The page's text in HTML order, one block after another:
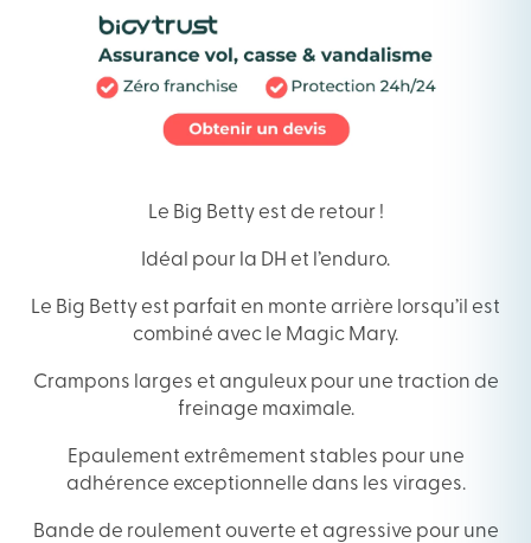
Le Big Betty est de retour !
Idéal pour la DH et l’enduro.
Le Big Betty est parfait en monte arrière lorsqu’il est
combiné avec le Magic Mary.
Crampons larges et anguleux pour une traction de
freinage maximale.
Epaulement extrêmement stables pour une
adhérence exceptionnelle dans les virages.
Bande de roulement ouverte et agressive pour une